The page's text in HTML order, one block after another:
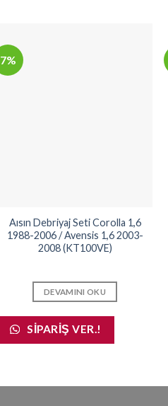
7%
Aısın Debriyaj Seti Corolla 1,6
1988-2006 / Avensis 1,6 2003-
2008 (KT100VE)
DEVAMINI OKU
SIPARIŞ VER.!